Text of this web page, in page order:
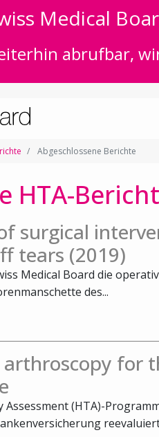
Medical
abrufbar,
Abgeschlossene Berichte
HTA-
surgical
tears (2019)
Medical Board die
des...
arthroscopy for
(HTA)-